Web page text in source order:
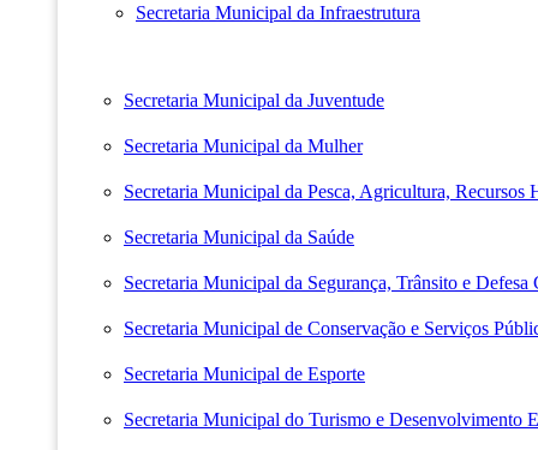
Secretaria Municipal da Infraestrutura
Secretaria Municipal da Juventude
Secretaria Municipal da Mulher
Secretaria Municipal da Pesca, Agricultura, Recursos
Secretaria Municipal da Saúde
Secretaria Municipal da Segurança, Trânsito e Defesa
Secretaria Municipal de Conservação e Serviços
Secretaria Municipal de Esporte
Secretaria Municipal do Turismo e Desenvolvimento